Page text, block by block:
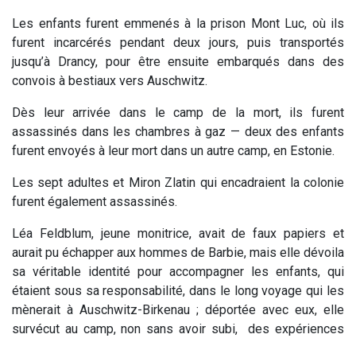
Les enfants furent emmenés à la prison Mont Luc, où ils
furent incarcérés pendant deux jours, puis transportés
jusqu’à Drancy, pour être ensuite embarqués dans des
convois à bestiaux vers Auschwitz.
Dès leur arrivée dans le camp de la mort, ils furent
assassinés dans les chambres à gaz — deux des enfants
furent envoyés à leur mort dans un autre camp, en Estonie.
Les sept adultes et Miron Zlatin qui encadraient la colonie
furent également assassinés.
Léa Feldblum, jeune monitrice, avait de faux papiers et
aurait pu échapper aux hommes de Barbie, mais elle dévoila
sa véritable identité pour accompagner les enfants, qui
étaient sous sa responsabilité, dans le long voyage qui les
mènerait à Auschwitz-Birkenau ; déportée avec eux, elle
survécut au camp, non sans avoir subi, des expériences